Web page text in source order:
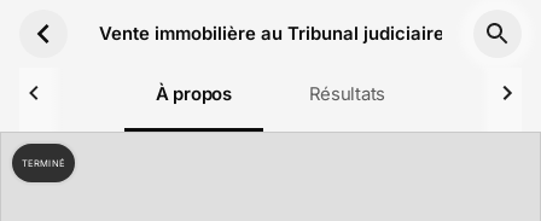
Vente immobilière au Tribunal judiciaire de Dax le
À propos Résultats
TERMINÉ